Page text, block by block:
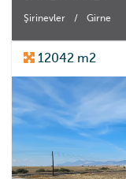
Şirinevler / Girne
12042 m2